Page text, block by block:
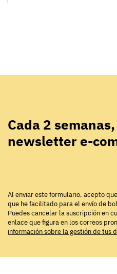
Cada 2
newsletter e-
Al enviar este formulario, acepto
que he facilitado para el envío de
Puedes cancelar la suscripción en
enlace que figura en los correos
información sobre la gestión de tus